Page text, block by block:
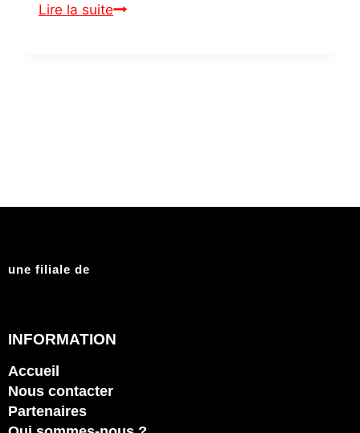
Lire la suite
une filiale de
INFORMATION
Accueil
Nous contacter
Partenaires